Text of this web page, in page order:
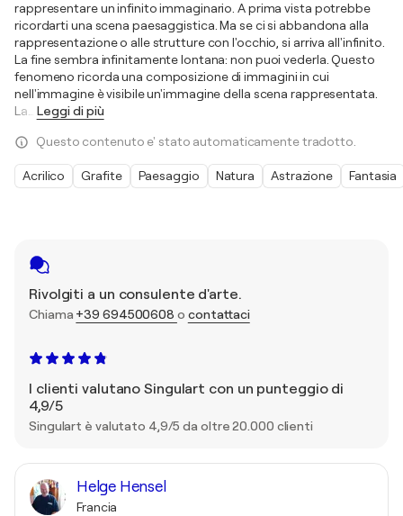
Rivolgiti a un consulente d'arte.
Chiama +39 694500608 o contattaci
I clienti valutano Singulart con un punteggio di
4,9/5
Singulart è valutato 4,9/5 da oltre 20.000 clienti
Helge Hensel
Francia
rappresentare un infinito immaginario. A prima vista potrebbe
ricordarti una scena paesaggistica. Ma se ci si abbandona alla
rappresentazione o alle strutture con l'occhio, si arriva all'infinito.
La fine sembra infinitamente lontana: non puoi vederla. Questo
fenomeno ricorda una composizione di immagini in cui
nell'immagine è visibile un'immagine della scena rappresentata.
La
Leggi di più
Questo contenuto e' stato automaticamente tradotto.
Acrilico Grafite Paesaggio Natura Astrazione Fantasia